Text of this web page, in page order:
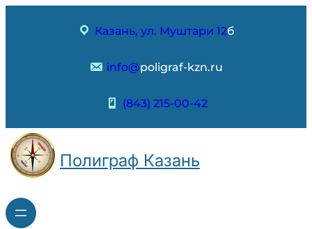
Казань, ул. Муштари 12б
info@poligraf-kzn.ru
(843) 215-00-42
Полиграф Казань